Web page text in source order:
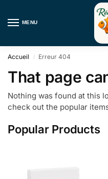
MENU
Accueil / Erreur 404
That page
Nothing was found at this
check out the popular
Popular Products